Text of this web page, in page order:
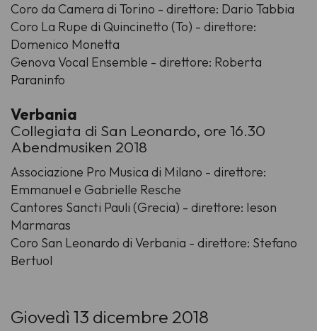
Coro da Camera di Torino - direttore: Dario Tabbia
Coro La Rupe di Quincinetto (To) - direttore:
Domenico Monetta
Genova Vocal Ensemble - direttore: Roberta
Paraninfo
Verbania
Collegiata di San Leonardo, ore 16.30
Abendmusiken 2018
Associazione Pro Musica di Milano - direttore:
Emmanuel e Gabrielle Resche
Cantores Sancti Pauli (Grecia) - direttore: Ieson
Marmaras
Coro San Leonardo di Verbania - direttore: Stefano
Bertuol
Giovedì 13 dicembre 2018